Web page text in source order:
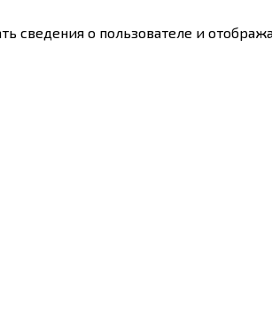
сведения о пользователе и